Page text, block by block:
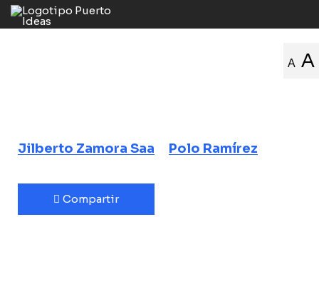
A A
Jilberto Zamora Saa
Polo Ramírez
Compartir